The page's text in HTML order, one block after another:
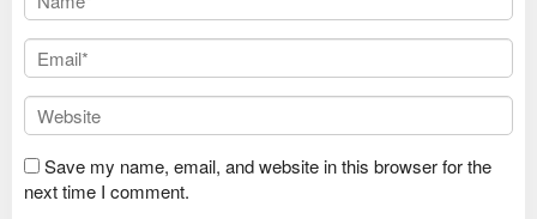
Save my name, email, and website in this browser for the
next time I comment.